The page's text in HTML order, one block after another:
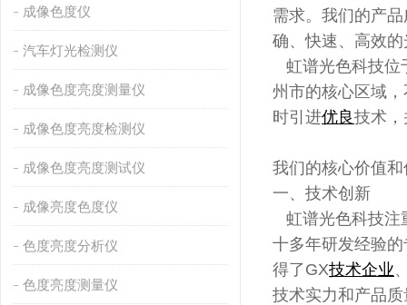
成像色度仪
汽车灯光检测仪
成像色度亮度测量仪
成像色度亮度检测仪
成像色度亮度测试仪
成像亮度色度仪
色度亮度分析仪
色度亮度测量仪
需求。我们的产
确、快速、高效
虹谱光色科技位
州市的核心区域
时引进优良技术
我们的核心价值
一、技术创新
虹谱光色科技注
十多年研发经验
得了GX技术企业
技术实力和产品